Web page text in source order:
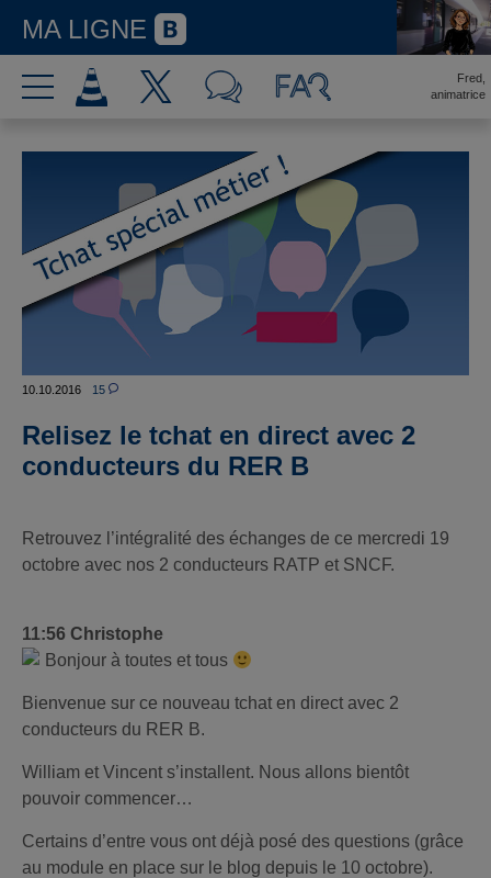
MA LIGNE
Fred,
animatrice
10.10.2016 15
Relisez le tchat en direct avec 2
conducteurs du RER B
Retrouvez l’intégralité des échanges de ce mercredi 19
octobre avec nos 2 conducteurs RATP et SNCF.
11:56 Christophe
Bonjour à toutes et tous
Bienvenue sur ce nouveau tchat en direct avec 2
conducteurs du RER B.
William et Vincent s’installent. Nous allons bientôt
pouvoir commencer…
Certains d’entre vous ont déjà posé des questions (grâce
au module en place sur le blog depuis le 10 octobre).